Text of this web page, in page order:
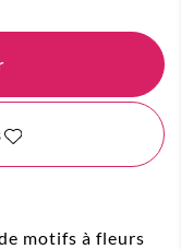
motifs à fleurs